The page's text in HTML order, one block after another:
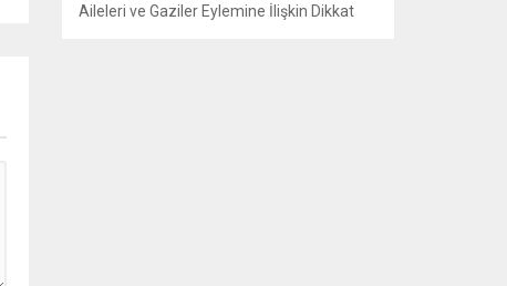
Aileleri ve Gaziler Eylemine İlişkin Dikkat